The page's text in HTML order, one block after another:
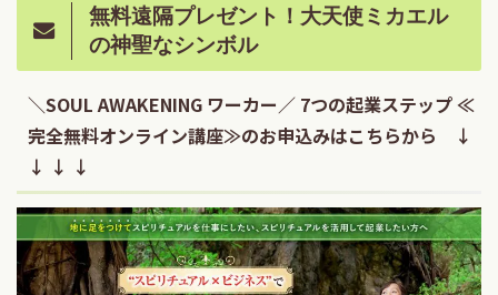
無料遠隔プレゼント！大天使ミカエル
の神聖なシンボル
＼SOUL AWAKENING ワーカー／ 7つの起業ステップ ≪
完全無料オンライン講座≫のお申込みはこちらから ↓
↓ ↓ ↓